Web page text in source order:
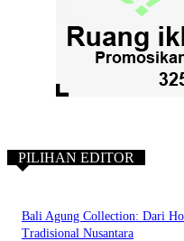
PILIHAN EDITOR
Bali Agung Collection: Dari
Tradisional Nusantara